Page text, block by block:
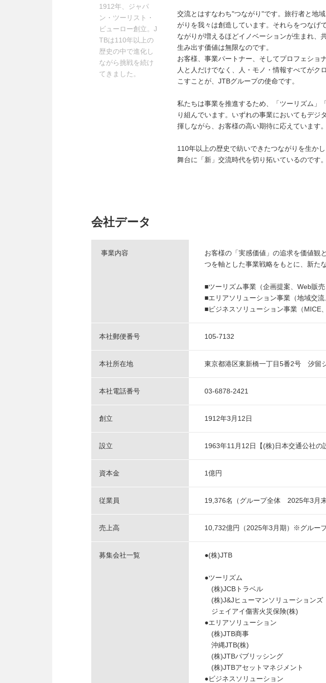
1912年、ジャパ
ン・ツーリスト・
ビューロー創立。J
TBは110年以上の
歴史の中で進化し
ながら挑戦を続け
てきました。
交流とはすなわち"つながり"です。旅行者と地
がりを我々は創造しています。それらをつなげ
ながりが増えるほどイノベーションが生まれ、
生み出す価値は無限なのです。
お客様、事業パートナー、そしてプロフェショ
人と人だけでなく、人・モノ・情報すべてがク
こすことが、JTBグループの使命です。
私たちは事業を推進するため、「ツーリズム」
り組んでいます。いずれの事業においてもデ
揮しながら、お客様の高い期待に応えています。
110年以上の歴史で紡いできたつながりを生か
舞台に「新」交流時代を切り拓いているのです。
会社データ
事業内容
お客様の「実感価値」の追求を価値観
つを軸とした事業戦略をもとに、新た
■ツーリズム事業（企画提案、Web販
■エリアソリューション事業（地域交流
■ビジネスソリューション事業（MICE
本社郵便番号 105-7132
本社所在地 東京都港区東新橋一丁目5番2号 汐留
本社電話番号 03-6878-2421
創立 1912年3月12日
設立 1963年11月12日【(株)日本交通公社の
資本金 1億円
従業員 19,376名（グループ全体 2025年3月末
売上高 10,732億円（2025年3月期）※グルー
募集会社一覧 ●(株)JTB
●ツーリズム
(株)JCBトラベル
(株)J&Jヒューマンソリューションズ
ジェイアイ傷害火災保険(株)
●エリアソリューション
(株)JTB商事
沖縄JTB(株)
(株)JTBパブリッシング
(株)JTBアセットマネジメント
●ビジネスソリューション